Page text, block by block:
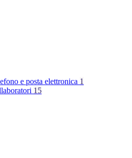
e posta elettronica 1
15